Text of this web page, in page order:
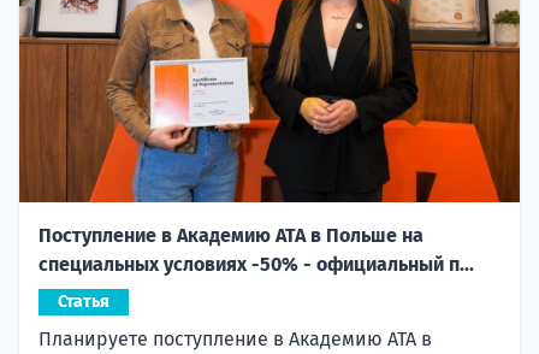
Поступление в Академию ATA в Польше на
специальных условиях -50% - официальный п...
Статья
Планируете поступление в Академию ATA в